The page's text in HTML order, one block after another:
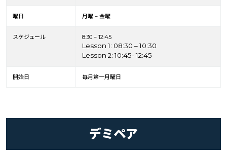
曜日 月曜 – 金曜
スケジュール 8:30 – 12:45
Lesson 1: 08:30 – 10:30
Lesson 2: 10:45- 12:45
開始日 毎月第一月曜日
デミペア